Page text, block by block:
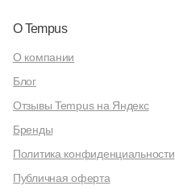
О Tempus
О компании
Блог
Отзывы Tempus на Яндекс
Бренды
Политика конфиденциальности
Публичная оферта